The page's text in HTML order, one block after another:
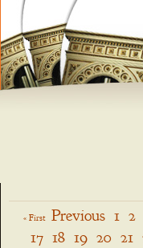
« First Previous 1 2
17 18 19 20 21